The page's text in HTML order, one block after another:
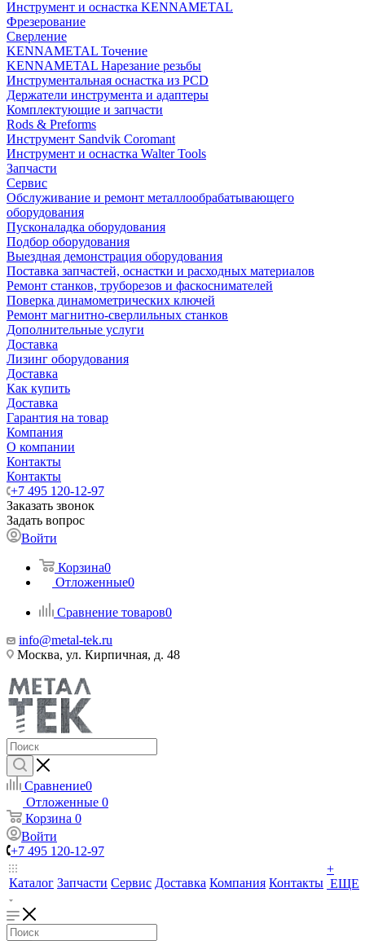
Инструмент и оснастка KENNAMETAL
Фрезерование
Сверление
KENNAMETAL Точение
KENNAMETAL Нарезание резьбы
Инструментальная оснастка из PCD
Держатели инструмента и адаптеры
Комплектующие и запчасти
Rods & Preforms
Инструмент Sandvik Coromant
Инструмент и оснастка Walter Tools
Запчасти
Сервис
Обслуживание и ремонт металлообрабатывающего
оборудования
Пусконаладка оборудования
Подбор оборудования
Выездная демонстрация оборудования
Поставка запчастей, оснастки и расходных материалов
Ремонт станков, труборезов и фаскоснимателей
Поверка динамометрических ключей
Ремонт магнитно-сверлильных станков
Дополнительные услуги
Доставка
Лизинг оборудования
Доставка
Как купить
Доставка
Гарантия на товар
Компания
О компании
Контакты
Контакты
+7 495 120-12-97
Заказать звонок
Задать вопрос
Войти
Корзина0
Отложенные0
Сравнение товаров0
info@metal-tek.ru
Москва, ул. Кирпичная, д. 48
Сравнение0
Отложенные 0
Корзина 0
Войти
+7 495 120-12-97
Каталог Запчасти Сервис Доставка Компания Контакты
+
ЕЩЕ